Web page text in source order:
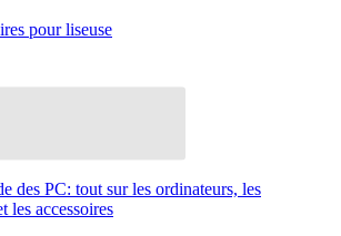
pour liseuse
des PC: tout sur les ordinateurs, les
les accessoires